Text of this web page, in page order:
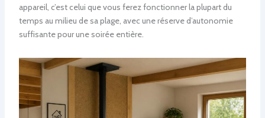
appareil, c’est celui que vous ferez fonctionner la plupart du
temps au milieu de sa plage, avec une réserve d’autonomie
suffisante pour une soirée entière.